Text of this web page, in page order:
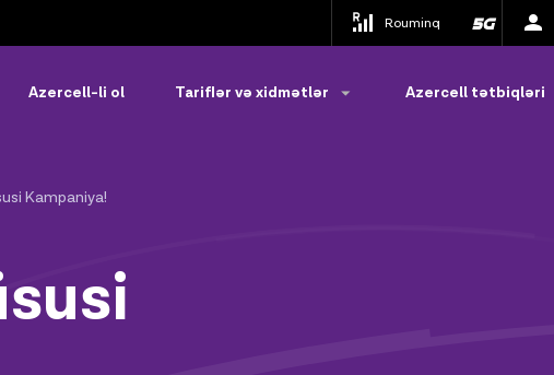
Rouminq
Azercell-li ol Tariflər və xidmətlər Azercell tətbiqləri
Kampaniya!